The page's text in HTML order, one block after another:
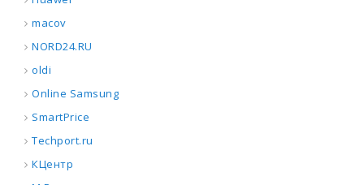
macov
NORD24.RU
oldi
Online Samsung
SmartPrice
Techport.ru
КЦентр